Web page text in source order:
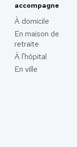
accompagne
À domicile
En maison de
retraite
À l'hôpital
En ville